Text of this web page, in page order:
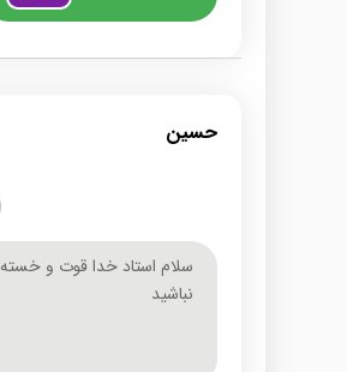
حسین
سلام استاد خدا قوت و خسته
نباشید